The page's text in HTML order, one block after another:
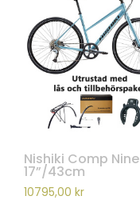
Nishiki Comp Nine
17”/43cm
10795,00 kr